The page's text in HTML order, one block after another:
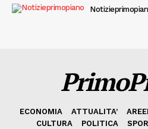
ECONOMIA ATTUALITA’
CULTURA
POLITICA